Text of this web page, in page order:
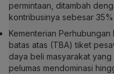
permintaan, ditambah
kontribusinya sebesar
Kementerian
batas atas (TBA) tiket
daya beli masyarakat
pelumas mendominasi